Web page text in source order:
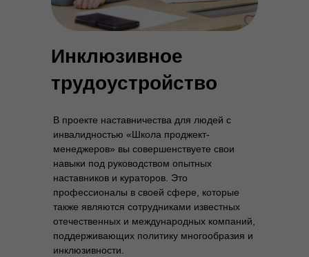
Инклюзивное
трудоустройство
В проекте наставничества для людей с
инвалидностью «Школа проджект-
менеджеров» вы совершенствуете свои
навыки под руководством опытных
наставников и кураторов. Это
профессионалы в своей сфере, которые
также являются сотрудниками известных
отечественных и международных компаний,
поддерживающих политику многообразия и
инклюзивности.